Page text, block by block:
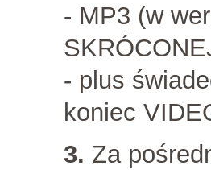
- MP3 (w
- plus
koniec
3. Za